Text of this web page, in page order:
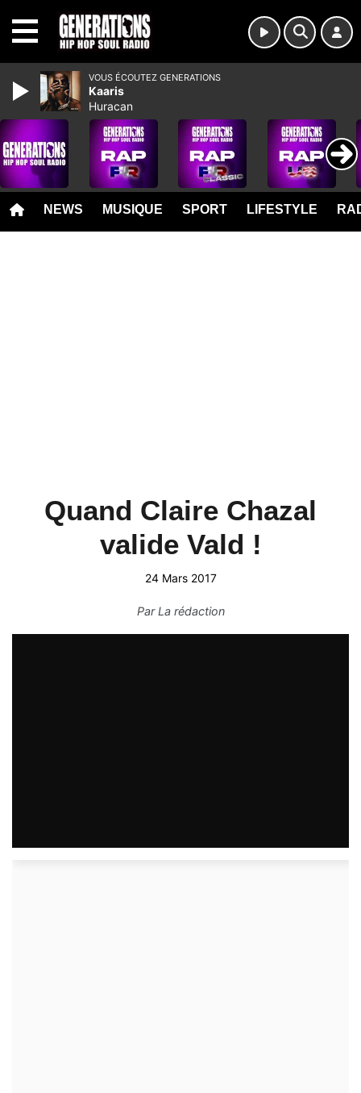
NEWS MUSIQUE SPORT LIFESTYLE
Quand Claire Chazal
valide Vald !
24 Mars 2017
ParLa rédaction
VOUS ÉCOUTEZ GENERATIONS
Kaaris
Huracan